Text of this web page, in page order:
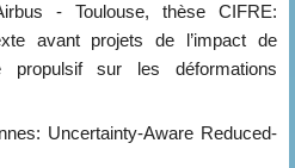
- Toulouse, thèse CIFRE:
avant projets de l’impact de
propulsif sur les déformations
Uncertainty-Aware Reduced-